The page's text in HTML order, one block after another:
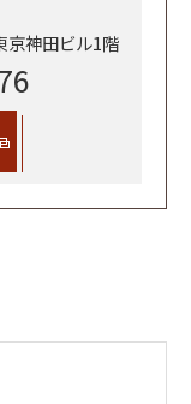
京神田ビル1階